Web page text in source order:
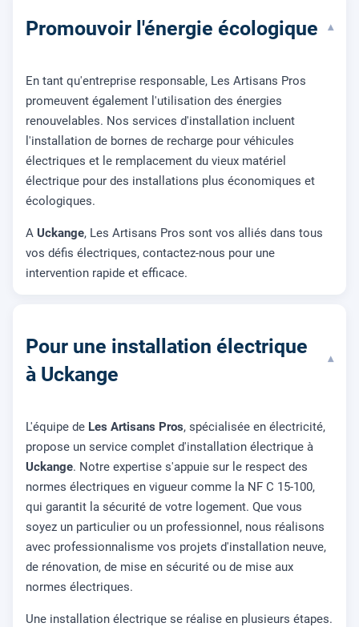
Promouvoir l'énergie écologique ▾
En tant qu'entreprise responsable, Les Artisans Pros
promeuvent également l'utilisation des énergies
renouvelables. Nos services d'installation incluent
l'installation de bornes de recharge pour véhicules
électriques et le remplacement du vieux matériel
électrique pour des installations plus économiques et
écologiques.
A Uckange, Les Artisans Pros sont vos alliés dans tous
vos défis électriques, contactez-nous pour une
intervention rapide et efficace.
Pour une installation électrique
à Uckange
▾
L'équipe de Les Artisans Pros, spécialisée en électricité,
propose un service complet d'installation électrique à
Uckange. Notre expertise s'appuie sur le respect des
normes électriques en vigueur comme la NF C 15-100,
qui garantit la sécurité de votre logement. Que vous
soyez un particulier ou un professionnel, nous réalisons
avec professionnalisme vos projets d'installation neuve,
de rénovation, de mise en sécurité ou de mise aux
normes électriques.
Une installation électrique se réalise en plusieurs étapes.